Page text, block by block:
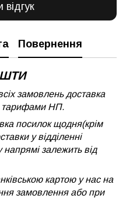
Повернення
замовлень доставка
тарифами НП.
посилок щодня(крім
у відділенні
напрямі залежить від
картою у нас на
замовлення або при